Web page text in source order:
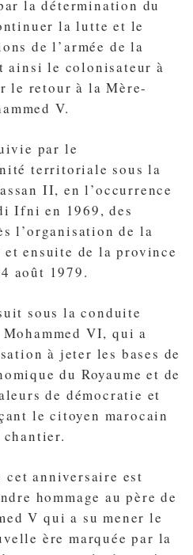
la détermination du
la lutte et le
de l’armée de la
ainsi le colonisateur à
le retour à la Mère-
V.
par le
territoriale sous la
II, en l’occurrence
Ifni en 1969, des
l’organisation de la
ensuite de la province
août 1979.
sous la conduite
VI, qui a
à jeter les bases de
du Royaume et de
de démocratie et
le citoyen marocain
chantier.
cet anniversaire est
hommage au père de
V qui a su mener le
ère marquée par la